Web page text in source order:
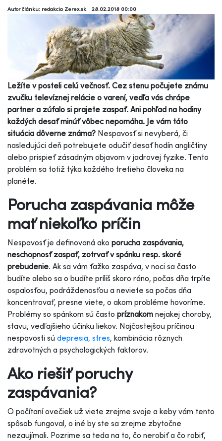
Autor článku: redakcia Zerex.sk 28.02.2018 00:00
Ležíte v posteli celú večnosť. Cez stenu počujete známu
zvučku televíznej relácie o varení, vedľa vás chrápe
partner a zúfalo si prajete zaspať. Ani pohľad na hodiny
každých desať minúť vôbec nepomáha. Je vám táto
situácia dôverne známa? Nespavosť si nevyberá, či
nasledujúci deň potrebujete odučiť desať hodín angličtiny
alebo prispieť zásadným objavom v jadrovej fyzike. Tento
problém sa totiž týka každého tretieho človeka na
planéte.
Porucha zaspávania môže
mať niekoľko príčin
Nespavosť je definovaná ako porucha zaspávania,
neschopnosť zaspať, zotrvať v spánku resp. skoré
prebudenie. Ak sa vám ťažko zaspáva, v noci sa často
budíte alebo sa o budíte príliš skoro ráno, počas dňa trpíte
ospalosťou, podráždenosťou a neviete sa počas dňa
koncentrovať, presne viete, o akom probléme hovoríme.
Problémy so spánkom sú často príznakom nejakej choroby,
stavu, vedľajšieho účinku liekov. Najčastejšou príčinou
nespavosti sú depresia, stres, kombinácia rôznych
zdravotných a psychologických faktorov.
Ako riešiť poruchy
zaspávania?
O počítaní ovečiek už viete zrejme svoje a keby vám tento
spôsob fungoval, o iné by ste sa zrejme zbytočne
nezaujímali. Pozrime sa teda na to, čo nerobiť a čo robiť,